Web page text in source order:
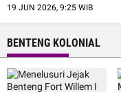
19 JUN 2026, 9:25 WIB
BENTENG KOLONIAL